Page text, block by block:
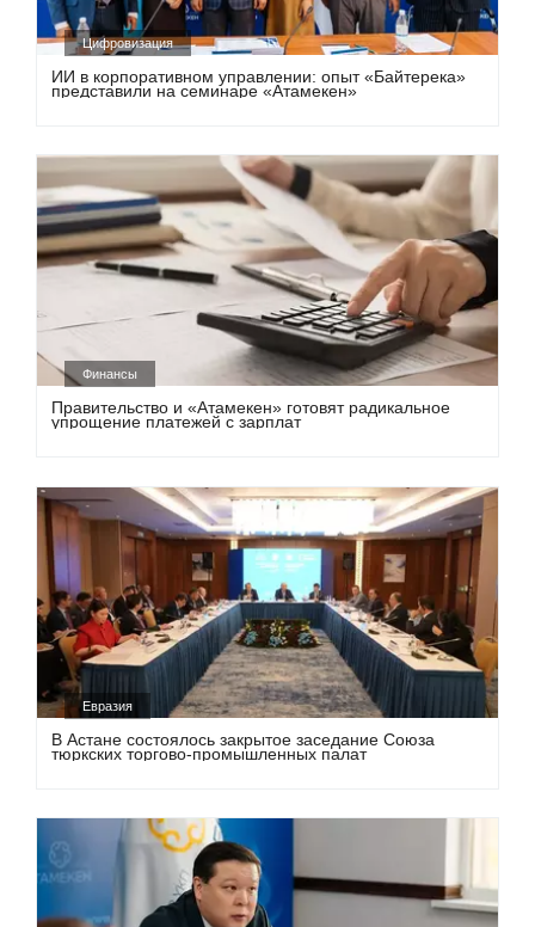
Цифровизация
ИИ в корпоративном управлении: опыт «Байтерека»
представили на семинаре «Атамекен»
Финансы
Правительство и «Атамекен» готовят радикальное
упрощение платежей с зарплат
Евразия
В Астане состоялось закрытое заседание Союза
тюркских торгово-промышленных палат